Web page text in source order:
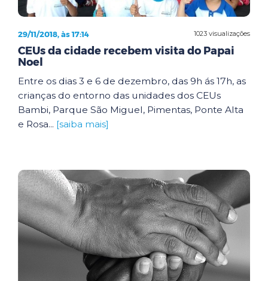
1023 visualizações
29/11/2018, às 17:14
CEUs da cidade recebem visita do Papai
Noel
Entre os dias 3 e 6 de dezembro, das 9h ás 17h, as
crianças do entorno das unidades dos CEUs
Bambi, Parque São Miguel, Pimentas, Ponte Alta
e Rosa... [saiba mais]